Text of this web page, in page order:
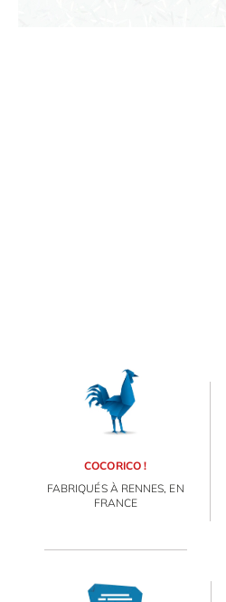
COCORICO !
FABRIQUÉS À RENNES, EN
FRANCE